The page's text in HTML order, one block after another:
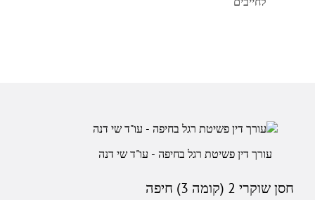
עורך דין פשיטת רגל בחיפה - עו"ד שי דנה
חסן שוקרי 2 (קומה 3) חיפה